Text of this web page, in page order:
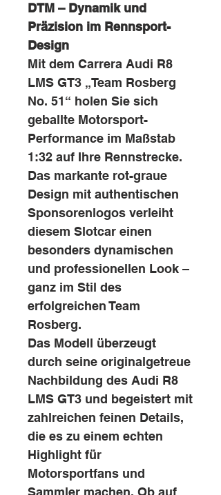
DTM – Dynamik und
Präzision im Rennsport-
Design
Mit dem Carrera Audi R8
LMS GT3 „Team Rosberg
No. 51“ holen Sie sich
geballte Motorsport-
Performance im Maßstab
1:32 auf Ihre Rennstrecke.
Das markante rot-graue
Design mit authentischen
Sponsorenlogos verleiht
diesem Slotcar einen
besonders dynamischen
und professionellen Look –
ganz im Stil des
erfolgreichen Team
Rosberg.
Das Modell überzeugt
durch seine originalgetreue
Nachbildung des Audi R8
LMS GT3 und begeistert mit
zahlreichen feinen Details,
die es zu einem echten
Highlight für
Motorsportfans und
Sammler machen. Ob auf